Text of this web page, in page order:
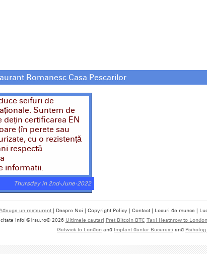
Romanesc Casa Pescarilor
seifuri de
Suntem de
dețin certificarea EN
(în perete sau
cu o rezistență
respectă
informatii.
Thursday in 2nd-June-2022
un restaurant | Despre Noi | Copyright Policy | Contact | Locuri de munca |
info[@]rsu.ro© 2026 Ultimele cautari Pret Bitcoin BTC Taxi Heathrow to London
Gatwick to London and Implant dentar Bucuresti and